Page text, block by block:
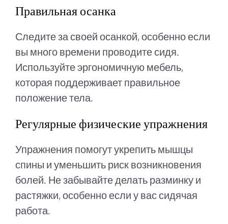
Правильная осанка
Следите за своей осанкой, особенно если
вы много времени проводите сидя.
Используйте эргономичную мебель,
которая поддерживает правильное
положение тела.
Регулярные физические упражнения
Упражнения помогут укрепить мышцы
спины и уменьшить риск возникновения
болей. Не забывайте делать разминку и
растяжки, особенно если у вас сидячая
работа.